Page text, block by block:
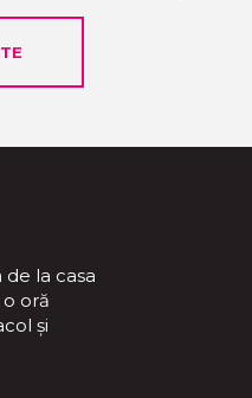
la casa
oră
și